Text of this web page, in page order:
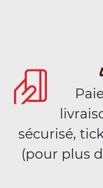
sécurisé,
(pour plus